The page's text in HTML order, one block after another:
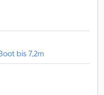
bis 7,2m